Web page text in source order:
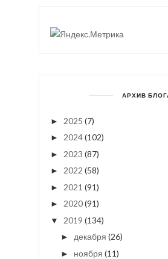
АРХИВ
► 2025 (7)
► 2024(102)
► 2023 (87)
► 2022 (58)
► 2021 (91)
► 2020(91)
▼ 2019 (134)
► декабря (26)
► ноября (11)